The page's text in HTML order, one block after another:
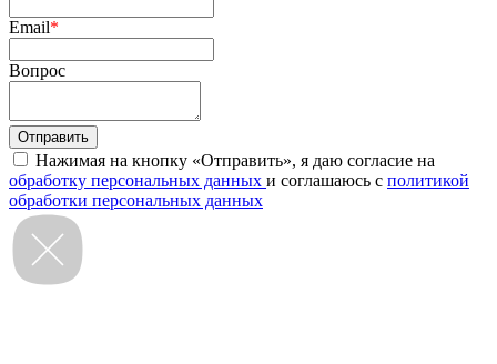
Email*
Вопрос
Нажимая на кнопку «Отправить», я даю согласие на
обработку персональных данных и соглашаюсь с политикой
обработки персональных данных